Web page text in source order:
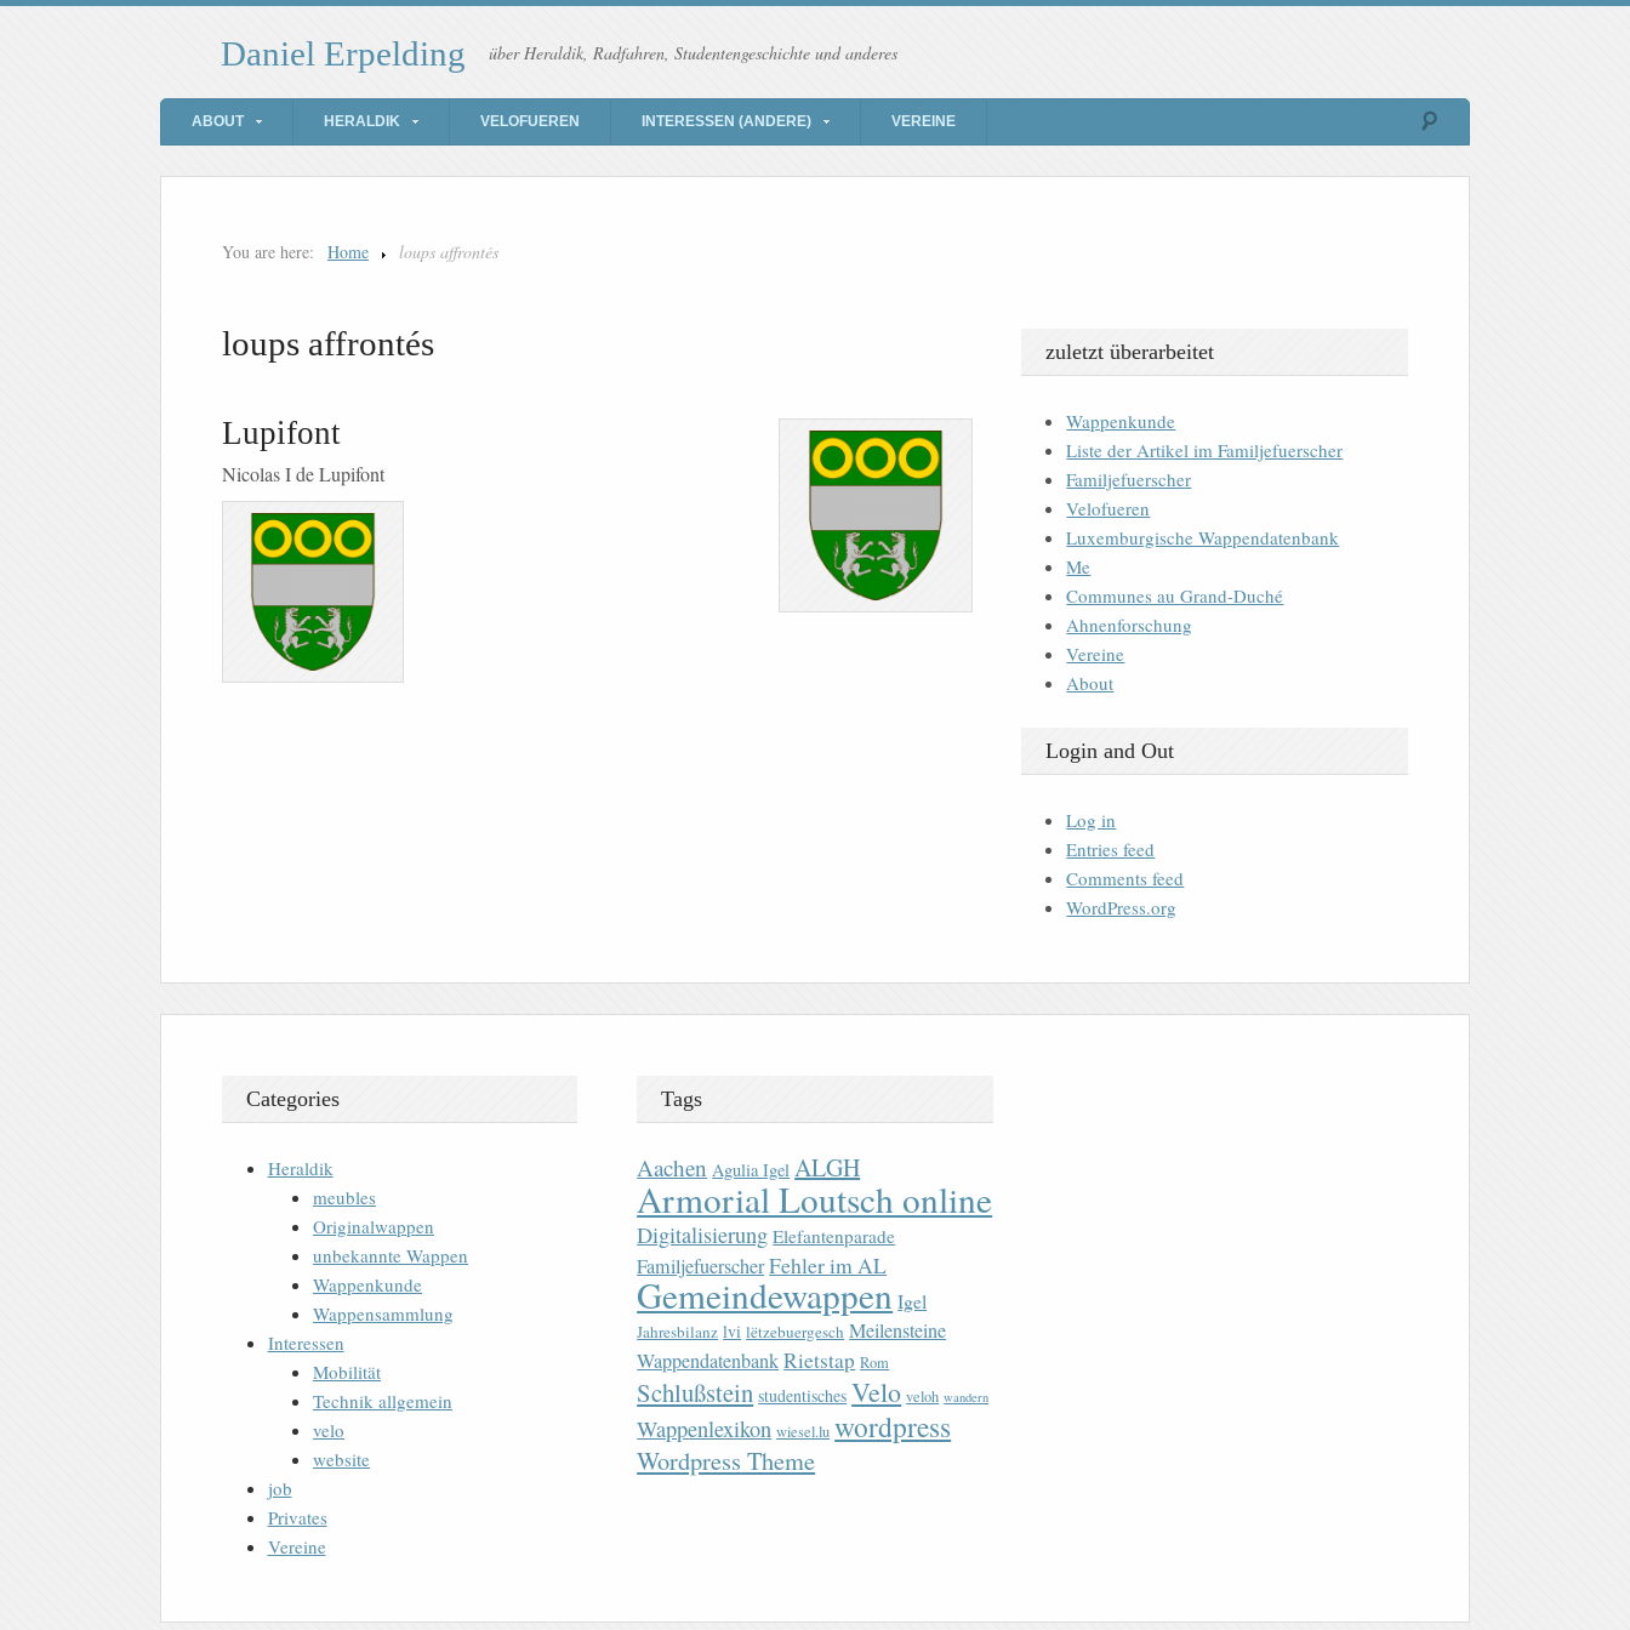
Daniel Erpelding über Heraldik, Radfahren, Studentengeschichte und anderes
ABOUT HERALDIK VELOFUEREN INTERESSEN (ANDERE) VEREINE
You are here: Home loups affrontés
loups affrontés
Lupifont
Nicolas I de Lupifont
zuletzt überarbeitet
Wappenkunde
Liste der Artikel im Familjefuerscher
Familjefuerscher
Velofueren
Luxemburgische Wappendatenbank
Me
Communes au Grand-Duché
Ahnenforschung
Vereine
About
Login and Out
Log in
Entries feed
Comments feed
WordPress.org
Categories
Heraldik
meubles
Originalwappen
unbekannte Wappen
Wappenkunde
Wappensammlung
Interessen
Mobilität
Technik allgemein
velo
website
job
Privates
Vereine
Tags
Aachen Agulia Igel ALGH
Armorial Loutsch online
Digitalisierung Elefantenparade
FamiljefuerscherFehler im AL
Gemeindewappen Igel
Jahresbilanz lvi lëtzebuergesch Meilensteine
WappendatenbankRietstap Rom
Schlußstein studentisches Velo veloh wandern
Wappenlexikon wiesel.lu wordpress
Wordpress Theme